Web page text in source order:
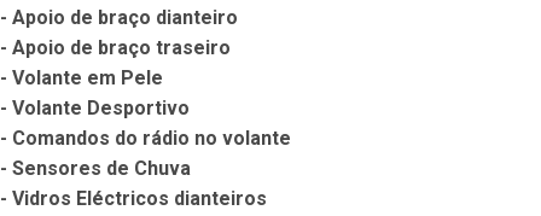
- Apoio de braço dianteiro
- Apoio de braço traseiro
- Volante em Pele
- Volante Desportivo
- Comandos do rádio no volante
- Sensores de Chuva
- Vidros Eléctricos dianteiros